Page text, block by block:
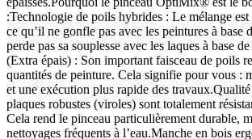
:Technologie de poils hybrides : Le mélange
ce qu’il ne gonfle pas avec les peintures à base
perde pas sa souplesse avec les laques à base
(Extra épais) : Son important faisceau de poils
quantités de peinture. Cela signifie pour vous :
et une exécution plus rapide des
plaques robustes (viroles) sont totalement
Cela rend le pinceau particulièrement durable,
nettoyages fréquents à l’eau.Manche en bois